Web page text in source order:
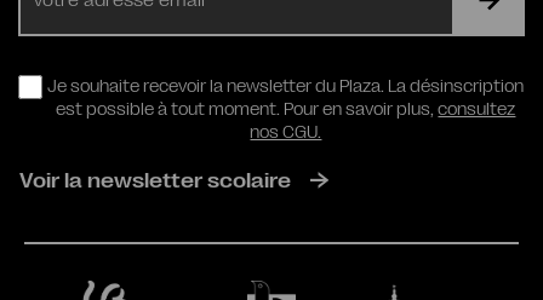
RGPD
Je souhaite recevoir la newsletter du Plaza. La désinscription
est possible à tout moment. Pour en savoir plus,consultez
nos CGU.
Voir la newsletter scolaire